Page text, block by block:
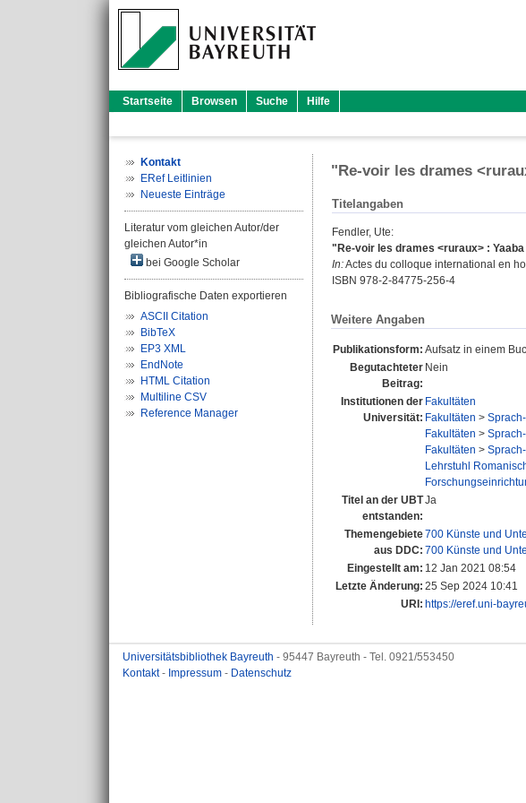
Startseite Browsen Suche Hilfe
Kontakt
ERef Leitlinien
Neueste Einträge
Literatur vom gleichen Autor/der
gleichen Autor*in
bei Google Scholar
Bibliografische Daten exportieren
ASCII Citation
BibTeX
EP3 XML
EndNote
HTML Citation
Multiline CSV
Reference Manager
"Re-voir les drames
Titelangaben
Fendler, Ute:
"Re-voir les drames <ruraux> :
In:Actes du colloque international en
ISBN 978-2-84775-256-4
Weitere Angaben
Publikationsform: Aufsatz in einem
Begutachteter
Beitrag:
Nein
Institutionen der
Universität:
Fakultäten
Fakultäten >
Fakultäten >
Fakultäten >
Lehrstuhl
Titel an der UBT
entstanden:
Ja
Themengebiete
aus DDC:
700 Künste und
700 Künste und
Eingestellt am: 12 Jan 2021 08:54
Letzte Änderung: 25 Sep 2024 10:41
URI: https://eref.uni-
Universitätsbibliothek Bayreuth - 95447 Bayreuth - Tel. 0921/553450
Kontakt- Impressum - Datenschutz